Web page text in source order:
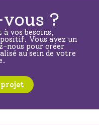
?
à vos besoins,
Vous avez un
nous pour créer
au sein de votre
projet